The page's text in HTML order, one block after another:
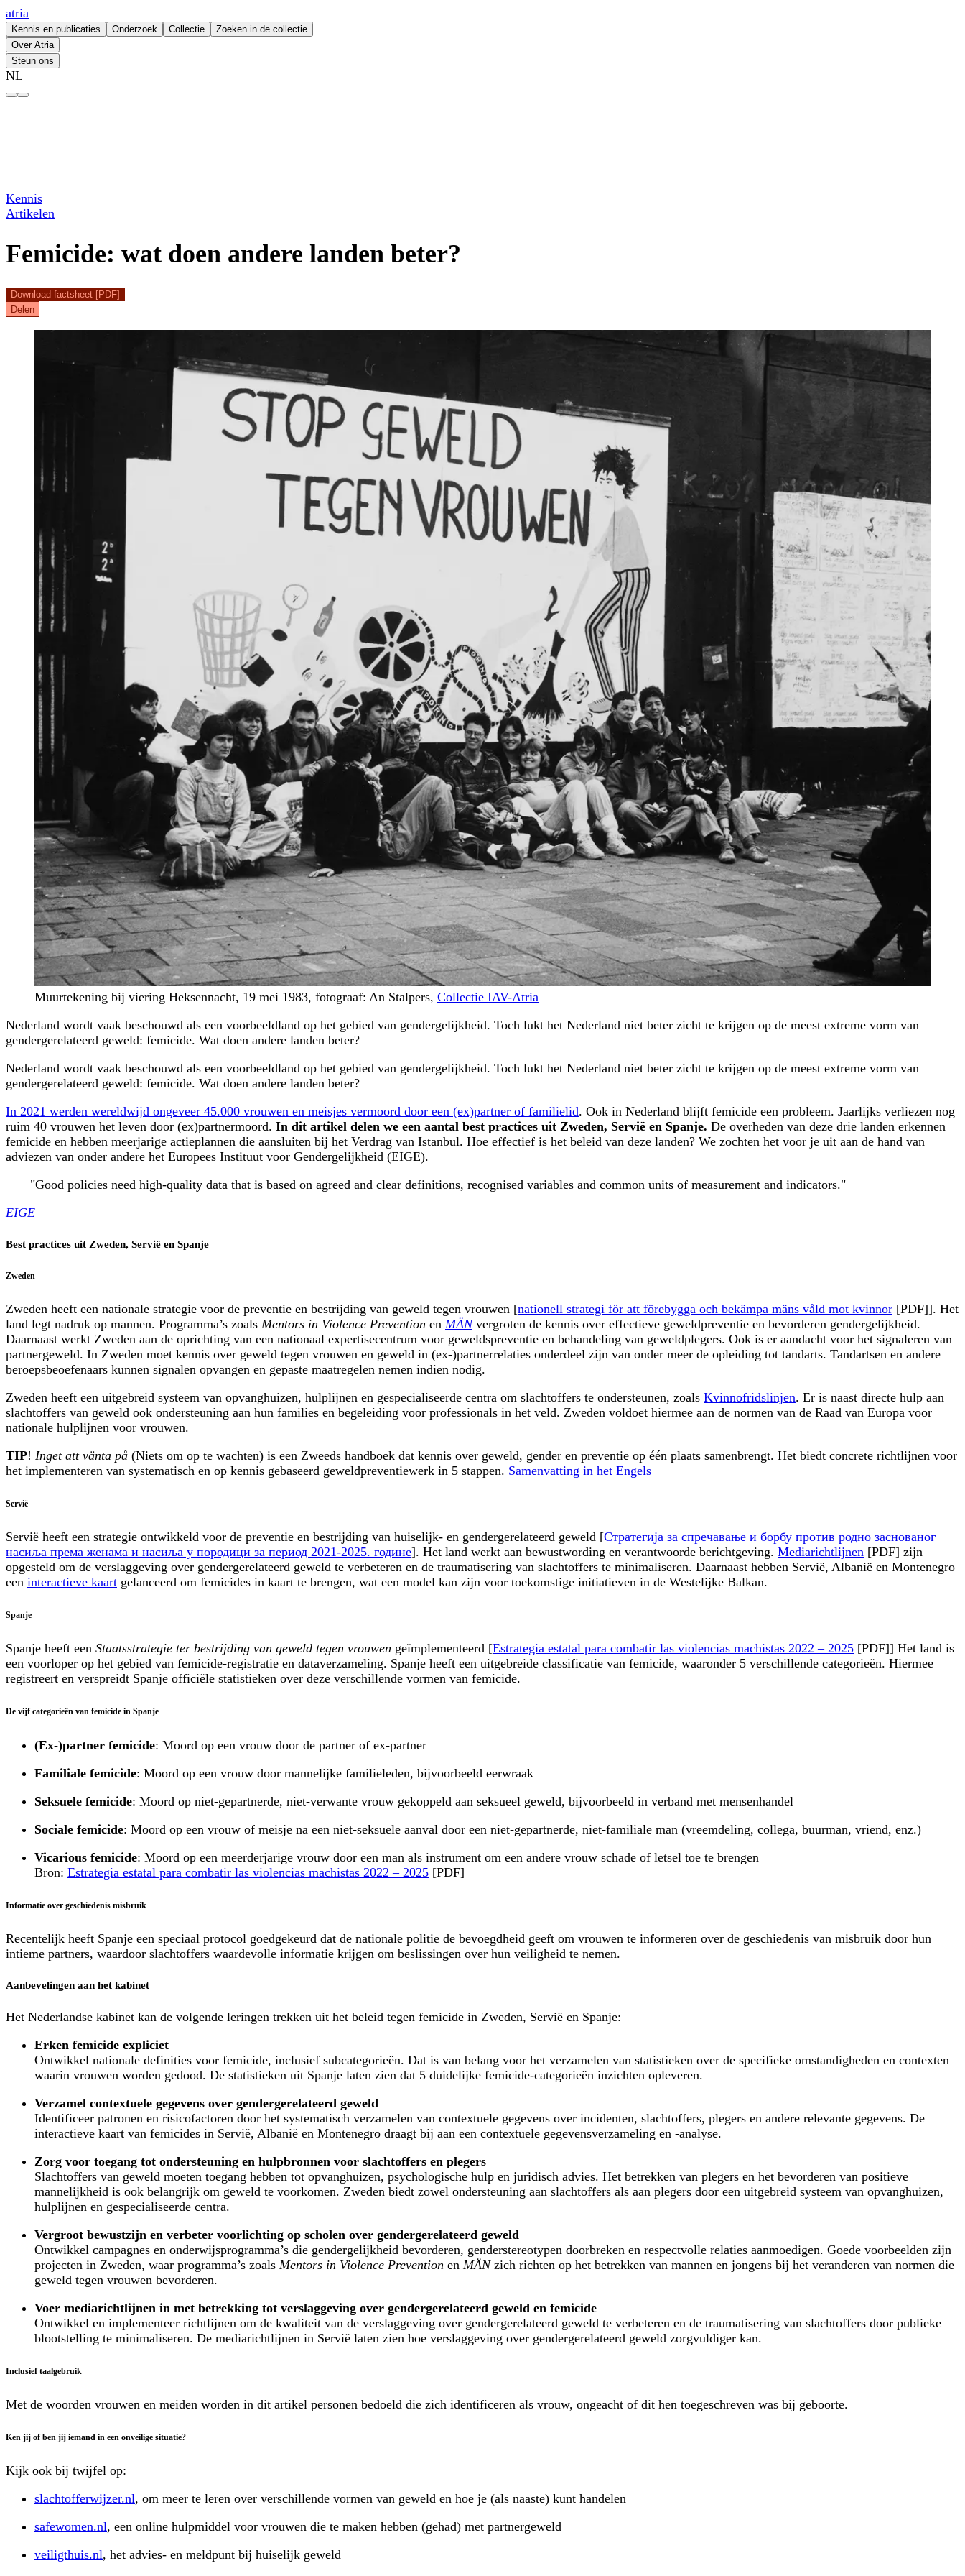
atria
Kennis en publicaties Onderzoek Collectie
Zoeken in de collectie
Over Atria
Steun ons
NL
Kennis
Artikelen
Femicide: wat doen andere landen beter?
Download factsheet [PDF]
Delen
Muurtekening bij viering Heksennacht, 19 mei 1983, fotograaf: An Stalpers, Collectie IAV-Atria
Nederland wordt vaak beschouwd als een voorbeeldland op het gebied van gendergelijkheid. Toch lukt het Nederland niet beter zicht te krijgen op de meest extreme vorm van
gendergerelateerd geweld: femicide. Wat doen andere landen beter?
Nederland wordt vaak beschouwd als een voorbeeldland op het gebied van gendergelijkheid. Toch lukt het Nederland niet beter zicht te krijgen op de meest extreme vorm van
gendergerelateerd geweld: femicide. Wat doen andere landen beter?
In 2021 werden wereldwijd ongeveer 45.000 vrouwen en meisjes vermoord door een (ex)partner of familielid. Ook in Nederland blijft femicide een probleem. Jaarlijks verliezen nog
ruim 40 vrouwen het leven door (ex)partnermoord. In dit artikel delen we een aantal best practices uit Zweden, Servië en Spanje. De overheden van deze drie landen erkennen
femicide en hebben meerjarige actieplannen die aansluiten bij het Verdrag van Istanbul. Hoe effectief is het beleid van deze landen? We zochten het voor je uit aan de hand van
adviezen van onder andere het Europees Instituut voor Gendergelijkheid (EIGE).
"Good policies need high-quality data that is based on agreed and clear definitions, recognised variables and common units of measurement and indicators."
EIGE
Best practices uit Zweden, Servië en Spanje
Zweden
Zweden heeft een nationale strategie voor de preventie en bestrijding van geweld tegen vrouwen [nationell strategi för att förebygga och bekämpa mäns våld mot kvinnor [PDF]]. Het
land legt nadruk op mannen. Programma’s zoals Mentors in Violence Prevention en MÄNvergroten de kennis over effectieve geweldpreventie en bevorderen gendergelijkheid.
Daarnaast werkt Zweden aan de oprichting van een nationaal expertisecentrum voor geweldspreventie en behandeling van geweldplegers. Ook is er aandacht voor het signaleren van
partnergeweld. In Zweden moet kennis over geweld tegen vrouwen en geweld in (ex-)partnerrelaties onderdeel zijn van onder meer de opleiding tot tandarts. Tandartsen en andere
beroepsbeoefenaars kunnen signalen opvangen en gepaste maatregelen nemen indien nodig.
Zweden heeft een uitgebreid systeem van opvanghuizen, hulplijnen en gespecialiseerde centra om slachtoffers te ondersteunen, zoals Kvinnofridslinjen. Er is naast directe hulp aan
slachtoffers van geweld ook ondersteuning aan hun families en begeleiding voor professionals in het veld. Zweden voldoet hiermee aan de normen van de Raad van Europa voor
nationale hulplijnen voor vrouwen.
TIP! Inget att vänta på (Niets om op te wachten) is een Zweeds handboek dat kennis over geweld, gender en preventie op één plaats samenbrengt. Het biedt concrete richtlijnen voor
het implementeren van systematisch en op kennis gebaseerd geweldpreventiewerk in 5 stappen. Samenvatting in het Engels
Servië
Servië heeft een strategie ontwikkeld voor de preventie en bestrijding van huiselijk- en gendergerelateerd geweld [Стратегија за спречавање и борбу против родно заснованог
насиља према женама и насиља у породици за период 2021-2025. године]. Het land werkt aan bewustwording en verantwoorde berichtgeving. Mediarichtlijnen [PDF] zijn
opgesteld om de verslaggeving over gendergerelateerd geweld te verbeteren en de traumatisering van slachtoffers te minimaliseren. Daarnaast hebben Servië, Albanië en Montenegro
een interactieve kaart gelanceerd om femicides in kaart te brengen, wat een model kan zijn voor toekomstige initiatieven in de Westelijke Balkan.
Spanje
Spanje heeft een Staatsstrategie ter bestrijding van geweld tegen vrouwen geïmplementeerd [Estrategia estatal para combatir las violencias machistas 2022 – 2025 [PDF]] Het land is
een voorloper op het gebied van femicide-registratie en dataverzameling. Spanje heeft een uitgebreide classificatie van femicide, waaronder 5 verschillende categorieën. Hiermee
registreert en verspreidt Spanje officiële statistieken over deze verschillende vormen van femicide.
De vijf categorieën van femicide in Spanje
(Ex-)partner femicide: Moord op een vrouw door de partner of ex-partner
Familiale femicide: Moord op een vrouw door mannelijke familieleden, bijvoorbeeld eerwraak
Seksuele femicide: Moord op niet-gepartnerde, niet-verwante vrouw gekoppeld aan seksueel geweld, bijvoorbeeld in verband met mensenhandel
Sociale femicide: Moord op een vrouw of meisje na een niet-seksuele aanval door een niet-gepartnerde, niet-familiale man (vreemdeling, collega, buurman, vriend, enz.)
Vicarious femicide: Moord op een meerderjarige vrouw door een man als instrument om een andere vrouw schade of letsel toe te brengen
Bron: Estrategia estatal para combatir las violencias machistas 2022 – 2025 [PDF]
Informatie over geschiedenis misbruik
Recentelijk heeft Spanje een speciaal protocol goedgekeurd dat de nationale politie de bevoegdheid geeft om vrouwen te informeren over de geschiedenis van misbruik door hun
intieme partners, waardoor slachtoffers waardevolle informatie krijgen om beslissingen over hun veiligheid te nemen.
Aanbevelingen aan het kabinet
Het Nederlandse kabinet kan de volgende leringen trekken uit het beleid tegen femicide in Zweden, Servië en Spanje:
Erken femicide expliciet
Ontwikkel nationale definities voor femicide, inclusief subcategorieën. Dat is van belang voor het verzamelen van statistieken over de specifieke omstandigheden en contexten
waarin vrouwen worden gedood. De statistieken uit Spanje laten zien dat 5 duidelijke femicide-categorieën inzichten opleveren.
Verzamel contextuele gegevens over gendergerelateerd geweld
Identificeer patronen en risicofactoren door het systematisch verzamelen van contextuele gegevens over incidenten, slachtoffers, plegers en andere relevante gegevens. De
interactieve kaart van femicides in Servië, Albanië en Montenegro draagt bij aan een contextuele gegevensverzameling en -analyse.
Zorg voor toegang tot ondersteuning en hulpbronnen voor slachtoffers en plegers
Slachtoffers van geweld moeten toegang hebben tot opvanghuizen, psychologische hulp en juridisch advies. Het betrekken van plegers en het bevorderen van positieve
mannelijkheid is ook belangrijk om geweld te voorkomen. Zweden biedt zowel ondersteuning aan slachtoffers als aan plegers door een uitgebreid systeem van opvanghuizen,
hulplijnen en gespecialiseerde centra.
Vergroot bewustzijn en verbeter voorlichting op scholen over gendergerelateerd geweld
Ontwikkel campagnes en onderwijsprogramma’s die gendergelijkheid bevorderen, genderstereotypen doorbreken en respectvolle relaties aanmoedigen. Goede voorbeelden zijn
projecten in Zweden, waar programma’s zoals Mentors in Violence Prevention en MÄNzich richten op het betrekken van mannen en jongens bij het veranderen van normen die
geweld tegen vrouwen bevorderen.
Voer mediarichtlijnen in met betrekking tot verslaggeving over gendergerelateerd geweld en femicide
Ontwikkel en implementeer richtlijnen om de kwaliteit van de verslaggeving over gendergerelateerd geweld te verbeteren en de traumatisering van slachtoffers door publieke
blootstelling te minimaliseren. De mediarichtlijnen in Servië laten zien hoe verslaggeving over gendergerelateerd geweld zorgvuldiger kan.
Inclusief taalgebruik
Met de woorden vrouwen en meiden worden in dit artikel personen bedoeld die zich identificeren als vrouw, ongeacht of dit hen toegeschreven was bij geboorte.
Ken jij of ben jij iemand in een onveilige situatie?
Kijk ook bij twijfel op:
slachtofferwijzer.nl, om meer te leren over verschillende vormen van geweld en hoe je (als naaste) kunt handelen
safewomen.nl, een online hulpmiddel voor vrouwen die te maken hebben (gehad) met partnergeweld
veiligthuis.nl, het advies- en meldpunt bij huiselijk geweld